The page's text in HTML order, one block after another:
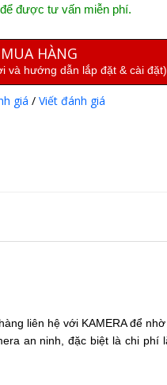
được tư vấn miễn phí.
MUA HÀNG
và hướng dẫn lắp đặt & cài đặt)
giá / Viết đánh giá
an ninh, đặc biệt là chi phí